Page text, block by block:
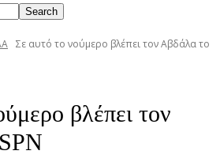
Σε αυτό το νούμερο βλέπει τον Αβδάλα το
βλέπει τον